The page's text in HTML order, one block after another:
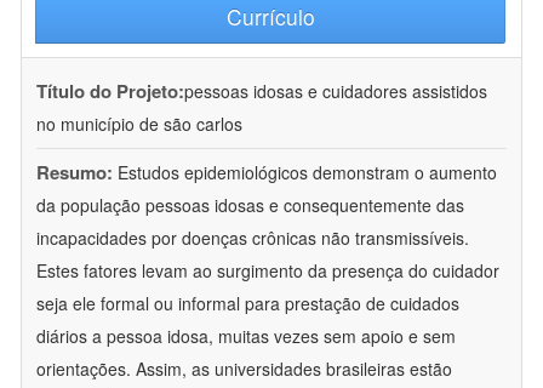
Currículo
Título do Projeto:pessoas idosas e cuidadores assistidos
no município de são carlos
Resumo: Estudos epidemiológicos demonstram o aumento
da população pessoas idosas e consequentemente das
incapacidades por doenças crônicas não transmissíveis.
Estes fatores levam ao surgimento da presença do cuidador
seja ele formal ou informal para prestação de cuidados
diários a pessoa idosa, muitas vezes sem apoio e sem
orientações. Assim, as universidades brasileiras estão